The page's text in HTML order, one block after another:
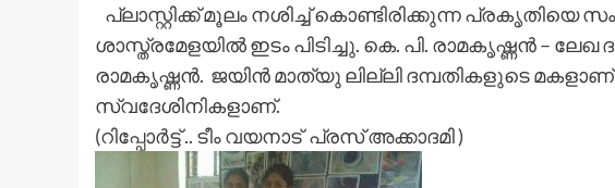
പ്ലാസ്റ്റിക്ക് മൂലം നശിച്ച് കൊണ്ടിരിക്കുന്ന പ്രകൃതിയെ
ശാസ്ത്രമേളയിൽ ഇടം പിടിച്ചു. കെ. പി. രാമകൃഷ്ണൻ –
രാമകൃഷ്ണൻ. ജയിൻ മാത്യു ലില്ലി ദമ്പതികളുടെ
സ്വദേശിനികളാണ്.
(റിപ്പോർട്ട് .. ടീം വയനാട് പ്രസ് അക്കാദമി )